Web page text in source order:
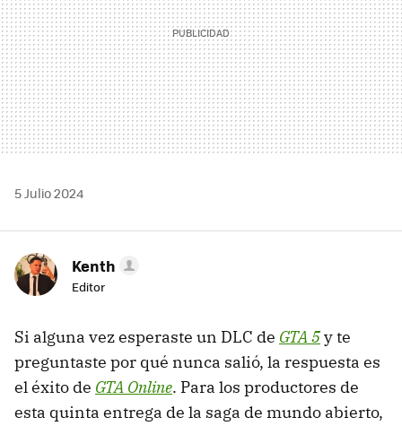
5 Julio 2024
Kenth
Editor
Si alguna vez esperaste un DLC de GTA 5y te
preguntaste por qué nunca salió, la respuesta es
el éxito de GTA Online. Para los productores de
esta quinta entrega de la saga de mundo abierto,